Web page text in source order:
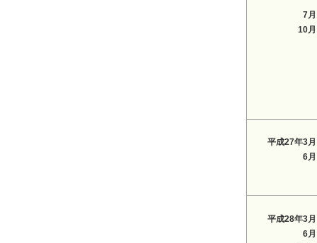
7月
10月
平成27年3月
6月
平成28年3月
6月